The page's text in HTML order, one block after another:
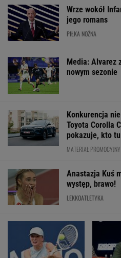
Wrze wokół
jego romans
PIŁKA NOŻNA
Media: Alvarez
nowym sezonie
Konkurencja
Toyota Corolla
pokazuje, kto
MATERIAŁ PROMOCYJNY
Anastazja Kuś
występ, brawo!
LEKKOATLETYKA